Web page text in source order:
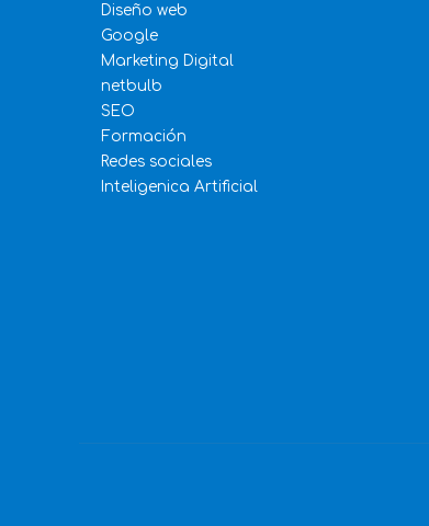
Diseño web
Google
Marketing Digital
netbulb
SEO
Formación
Redes sociales
Inteligenica Artificial